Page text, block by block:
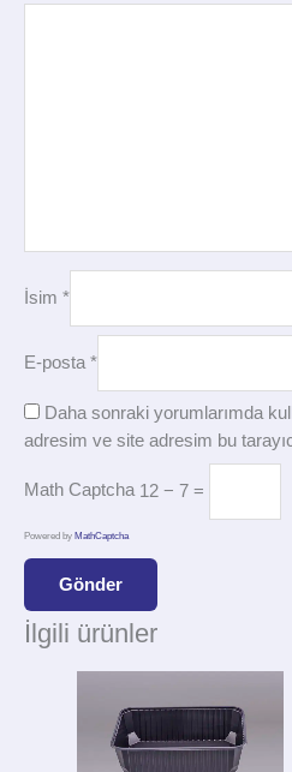
İsim *
E-posta *
Daha sonraki yorumlarımda
adresim ve site adresim bu
Math Captcha 12 − 7 =
Powered by MathCaptcha
İlgili ürünler